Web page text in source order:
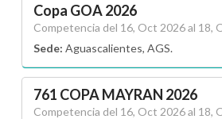
Copa GOA 2026
Competencia del 16, Oct 2026 al 18,
Sede: Aguascalientes, AGS.
761 COPA MAYRAN 2026
Competencia del 16, Oct 2026 al 18,